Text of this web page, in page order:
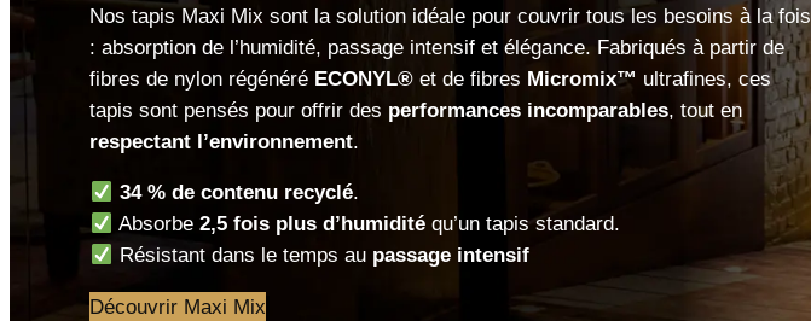
Nos tapis Maxi Mix sont la solution idéale pour couvrir tous les besoins à la fois
: absorption de l’humidité, passage intensif et élégance. Fabriqués à partir de
fibres de nylon régénéré ECONYL® et de fibres Micromix™ ultrafines, ces
tapis sont pensés pour offrir des performances incomparables, tout en
respectant l’environnement.
34 % de contenu recyclé.
Absorbe 2,5 fois plus d’humiditéqu’un tapis standard.
Résistant dans le temps au passage intensif
Découvrir Maxi Mix